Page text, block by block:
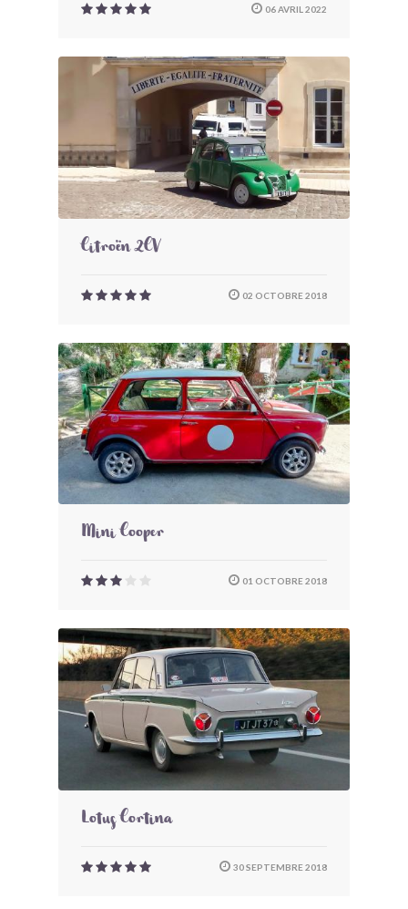
06 AVRIL 2022
Citroën 2CV
02 OCTOBRE 2018
Mini Cooper
01 OCTOBRE 2018
Lotus Cortina
30 SEPTEMBRE 2018